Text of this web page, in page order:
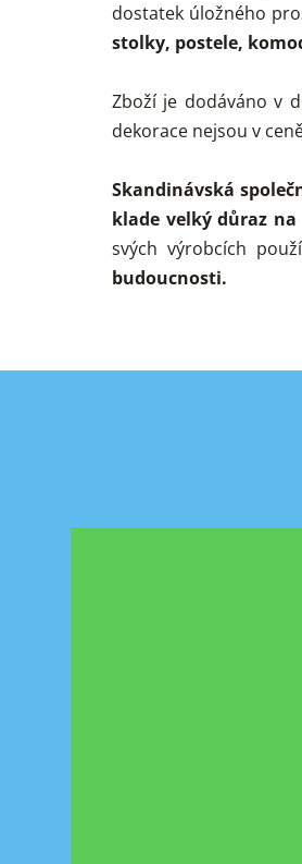
dostatek úložného
stolky, postele,
Zboží je dodáváno v
dekorace nejsou v
Skandinávská
klade velký důraz
svých výrobcích
budoucnosti.